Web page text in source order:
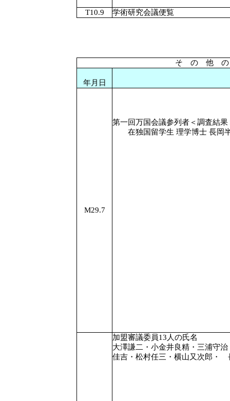
T10.9 学術研究会議便覧
そ の 他
年月日
M29.7
第一回万国会議参列者＜調査結果
在独国留学生 理学博士 長
加盟審議委員13人の氏名
大澤謙二・小金井良精・三浦守
佳吉・松村任三・横山又次郎・